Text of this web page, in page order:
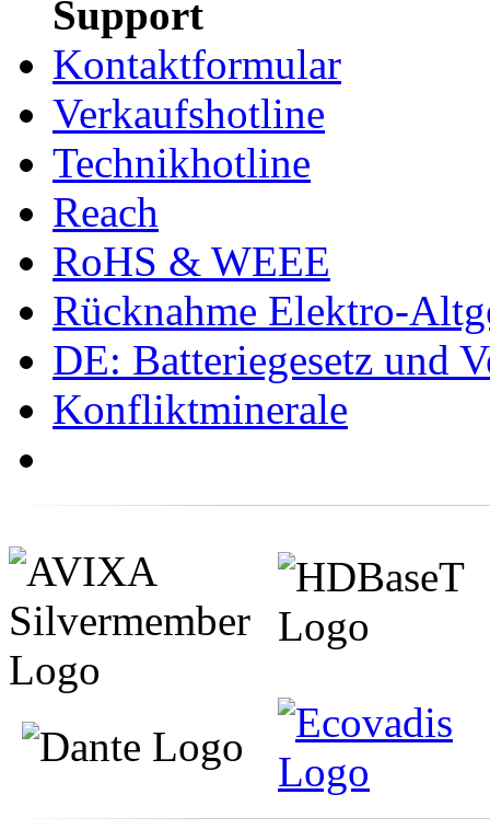
Support
Kontaktformular
Verkaufshotline
Technikhotline
Reach
RoHS & WEEE
Rücknahme Elektro-
DE: Batteriegesetz und
Konfliktminerale